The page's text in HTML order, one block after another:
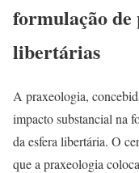
formulação de
libertárias
A praxeologia,
impacto substancial na
da esfera libertária. O
que a praxeologia